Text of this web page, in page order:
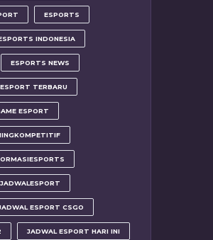
ESPORTS
INDONESIA
ESPORTS NEWS
ESPORT TERBARU
ESPORT
JADWALESPORT
ESPORT CSGO
JADWAL ESPORT HARI INI